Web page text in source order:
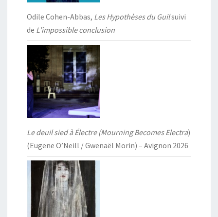
Odile Cohen-Abbas, Les Hypothèses du Guilsuivi
de L’impossible conclusion
Le deuil sied à Électre (Mourning Becomes Electra)
(Eugene O’Neill / Gwenaël Morin) – Avignon 2026